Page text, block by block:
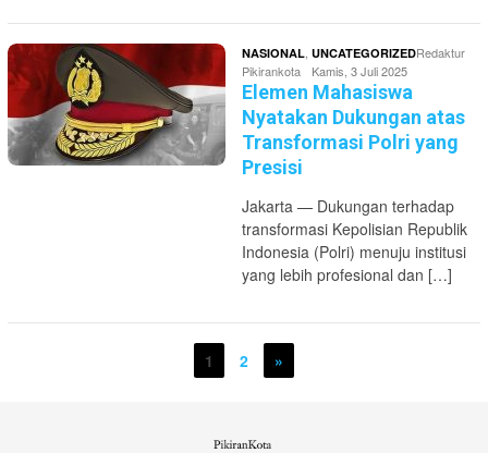
NASIONAL, UNCATEGORIZEDRedaktur
Pikirankota
Kamis, 3 Juli 2025
Elemen Mahasiswa
Nyatakan Dukungan atas
Transformasi Polri yang
Presisi
Jakarta — Dukungan terhadap
transformasi Kepolisian Republik
Indonesia (Polri) menuju institusi
yang lebih profesional dan […]
1 2 »